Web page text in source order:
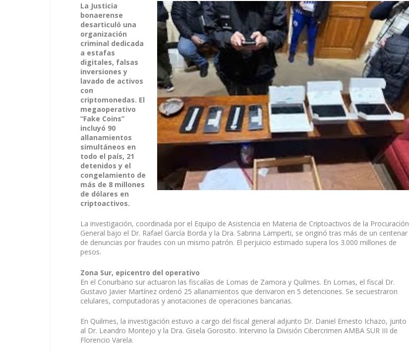
La Justicia
bonaerense
desarticuló una
organización
criminal dedicada
a estafas
digitales, falsas
inversiones y
lavado de activos
con
criptomonedas. El
megaoperativo
“Fake Coins”
incluyó 90
allanamientos
simultáneos en
todo el país, 21
detenidos y el
congelamiento de
más de 8 millones
de dólares en
criptoactivos.
La investigación, coordinada por el Equipo de Asistencia en Materia de Criptoactivos de la Procuración
General bajo el Dr. Rafael García Borda y la Dra. Sabrina Lamperti, se originó tras más de un centenar
de denuncias por fraudes con un mismo patrón. El perjuicio estimado supera los 3.000 millones de
pesos.
Zona Sur, epicentro del operativo
En el Conurbano sur actuaron las fiscalías de Lomas de Zamora y Quilmes. En Lomas, el fiscal Dr.
Gustavo Javier Martínez ordenó 25 allanamientos que derivaron en 5 detenciones. Se secuestraron
celulares, computadoras y anotaciones de operaciones bancarias.
En Quilmes, la investigación estuvo a cargo del fiscal general adjunto Dr. Daniel Ernesto Ichazo, junto
al Dr. Leandro Montejo y la Dra. Gisela Gorosito. Intervino la División Cibercrimen AMBA SUR III de
Florencio Varela.